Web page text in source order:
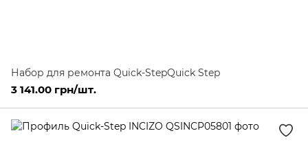
Набор для ремонта Quick-StepQuick Step
3 141.00 грн/шт.